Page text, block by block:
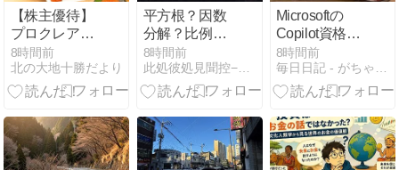
【株主優待】
プロクレア
HD（7384）
合併後はじめ
ての優待品
漬け」が届き
ました｜青森
銀行×みちの
8時間前
北の大地十勝だより
平方根？因数
分解？比例反
比例？…とい
うこと
8時間前
此処彼処見聞控−ここかしこみききのひかえ
Microsoftの
Copilot資格
AB-730の学習
に取り組む
8時間前